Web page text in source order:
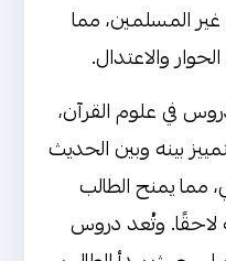
المسلمين، مما
والاعتدال.
في علوم القرآن،
بينه وبين الحديث
مما يمنح الطالب
لاحقًا. وتُعد دروس